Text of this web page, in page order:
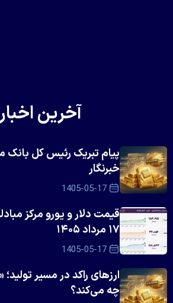
آخرین
پیام تبریک رئیس کل بانک
خبرنگار
1405-05-17
قیمت دلار و یورو مرکز
۱۷ مرداد ۱۴۰۵
1405-05-17
ارزهای راکد در مسیر
چه می‌کند؟